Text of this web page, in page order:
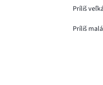
Príliš veľká
Príliš malá